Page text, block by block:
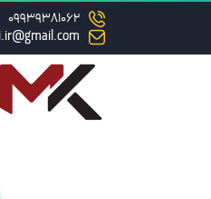
09939381062